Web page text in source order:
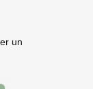
un